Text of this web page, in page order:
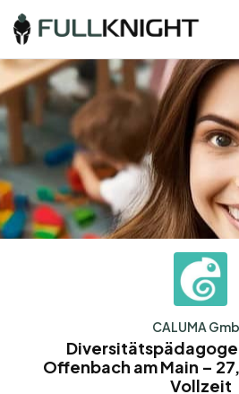
CALUMA
Offenbach am Main –
Vollzeit